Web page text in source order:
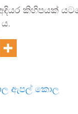
කිහිපයක්
ඇපල් කොල